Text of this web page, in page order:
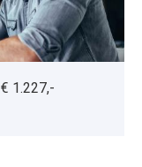
€ 1.227,-